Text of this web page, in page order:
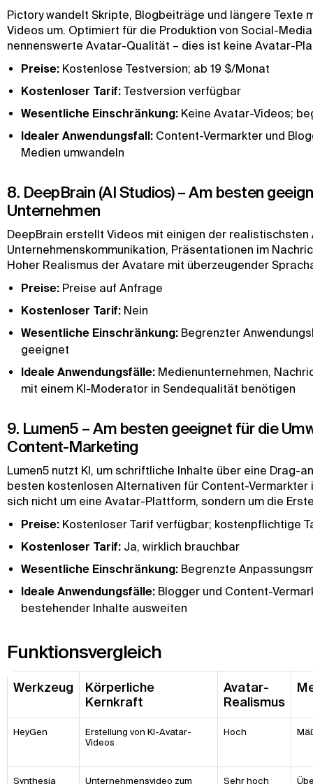
Pictory wandelt Skripte, Blogbeiträge und längere Texte
Videos um. Optimiert für die Produktion von Social-
nennenswerte Avatar-Qualität – dies ist keine Avatar-
Preise: Kostenlose Testversion; ab 19 $/Monat
Kostenloser Tarif: Testversion verfügbar
Wesentliche Einschränkung: Keine Avatar-Videos;
Idealer Anwendungsfall: Content-Vermarkter und
Medien umwandeln
8. DeepBrain (AI Studios) – Am besten
Unternehmen
DeepBrain erstellt Videos mit einigen der
Unternehmenskommunikation, Präsentationen im
Hoher Realismus der Avatare mit überzeugender
Preise: Preise auf Anfrage
Kostenloser Tarif: Nein
Wesentliche Einschränkung: Begrenzter
geeignet
Ideale Anwendungsfälle: Medienunternehmen,
mit einem KI-Moderator in Sendequalität benötigen
9. Lumen5 – Am besten geeignet für die
Content-Marketing
Lumen5 nutzt KI, um schriftliche Inhalte über eine Drag-
besten kostenlosen Alternativen für Content-
sich nicht um eine Avatar-Plattform, sondern um die
Preise: Kostenloser Tarif verfügbar; kostenpflichtige
Kostenloser Tarif: Ja, wirklich brauchbar
Wesentliche Einschränkung: Begrenzte
Ideale Anwendungsfälle: Blogger und Content-
bestehender Inhalte ausweiten
Funktionsvergleich
Werkzeug
Körperliche
Kernkraft
Avatar-
Realismus
HeyGen
Erstellung von KI-Avatar-
Videos
Hoch
Synthesia
Unternehmensvideo zum
Sehr hoch